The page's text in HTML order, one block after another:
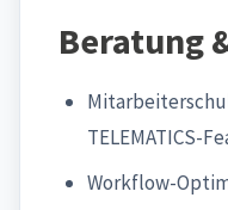
Beratung
TELEMATICS-
Workflow-